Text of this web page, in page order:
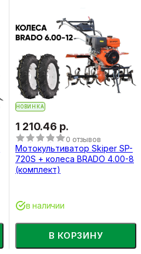
НОВИНКА
1 210.46 р.
0 отзывов
Мотокультиватор Skiper SP-
720S + колеса BRADO 4.00-8
(комплект)
В КОРЗИНУ
в наличии